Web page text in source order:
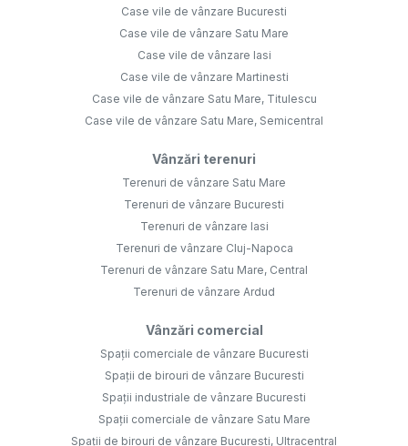
Case vile de vânzare Bucuresti
Case vile de vânzare Satu Mare
Case vile de vânzare Iasi
Case vile de vânzare Martinesti
Case vile de vânzare Satu Mare, Titulescu
Case vile de vânzare Satu Mare, Semicentral
Vânzări terenuri
Terenuri de vânzare Satu Mare
Terenuri de vânzare Bucuresti
Terenuri de vânzare Iasi
Terenuri de vânzare Cluj-Napoca
Terenuri de vânzare Satu Mare, Central
Terenuri de vânzare Ardud
Vânzări comercial
Spații comerciale de vânzare Bucuresti
Spații de birouri de vânzare Bucuresti
Spații industriale de vânzare Bucuresti
Spații comerciale de vânzare Satu Mare
Spații de birouri de vânzare Bucuresti, Ultracentral